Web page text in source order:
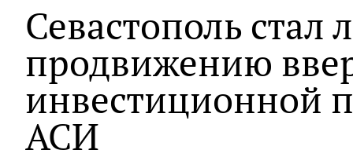
Севастополь стал
продвижению
инвестиционной
АСИ